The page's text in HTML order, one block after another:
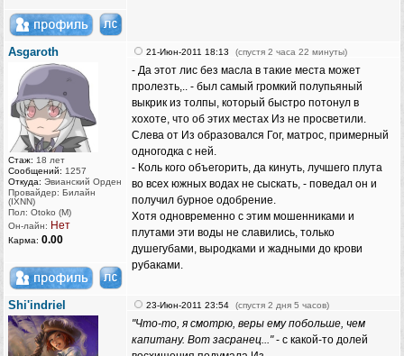
Asgaroth
Стаж: 18 лет
Сообщений: 1257
Откуда: Эвианский Орден
Провайдер: Билайн
(IXNN)
Пол: Otoko (M)
Он-лайн: Нет
Карма: 0.00
21-Июн-2011 18:13 (спустя 2 часа 22 минуты)
- Да этот лис без масла в такие места может
пролезть,.. - был самый громкий полупьяный
выкрик из толпы, который быстро потонул в
хохоте, что об этих местах Из не просветили.
Слева от Из образовался Гог, матрос, примерный
одногодка с ней.
- Коль кого объегорить, да кинуть, лучшего плута
во всех южных водах не сыскать, - поведал он и
получил бурное одобрение.
Хотя одновременно с этим мошенниками и
плутами эти воды не славились, только
душегубами, выродками и жадными до крови
рубаками.
Shi'indriel 23-Июн-2011 23:54 (спустя 2 дня 5 часов)
"Что-то, я смотрю, веры ему побольше, чем
капитану. Вот засранец..."- с какой-то долей